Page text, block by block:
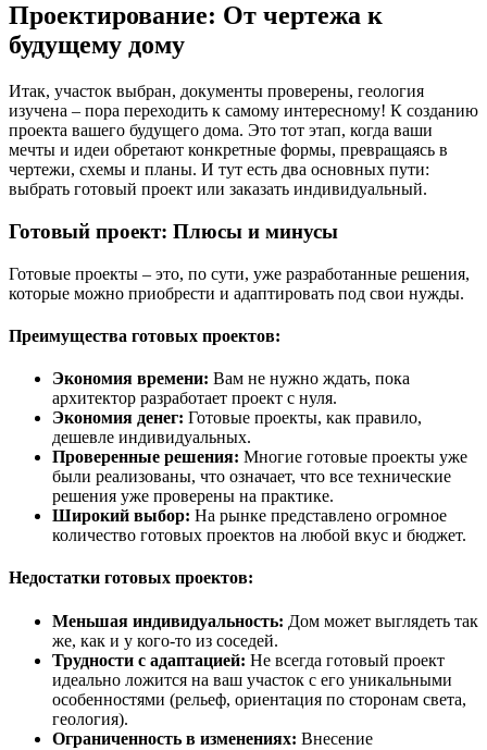
Проектирование: От чертежа к
будущему дому
Итак, участок выбран, документы проверены, геология
изучена – пора переходить к самому интересному! К созданию
проекта вашего будущего дома. Это тот этап, когда ваши
мечты и идеи обретают конкретные формы, превращаясь в
чертежи, схемы и планы. И тут есть два основных пути:
выбрать готовый проект или заказать индивидуальный.
Готовый проект: Плюсы и минусы
Готовые проекты – это, по сути, уже разработанные решения,
которые можно приобрести и адаптировать под свои нужды.
Преимущества готовых проектов:
Экономия времени: Вам не нужно ждать, пока
архитектор разработает проект с нуля.
Экономия денег: Готовые проекты, как правило,
дешевле индивидуальных.
Проверенные решения: Многие готовые проекты уже
были реализованы, что означает, что все технические
решения уже проверены на практике.
Широкий выбор: На рынке представлено огромное
количество готовых проектов на любой вкус и бюджет.
Недостатки готовых проектов:
Меньшая индивидуальность: Дом может выглядеть так
же, как и у кого-то из соседей.
Трудности с адаптацией: Не всегда готовый проект
идеально ложится на ваш участок с его уникальными
особенностями (рельеф, ориентация по сторонам света,
геология).
Ограниченность в изменениях: Внесение